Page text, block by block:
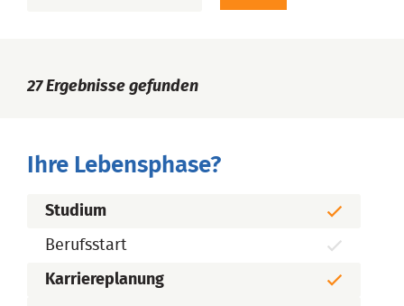
27Ergebnisse gefunden
Ihre Lebensphase?
Studium
Berufsstart
Karriereplanung